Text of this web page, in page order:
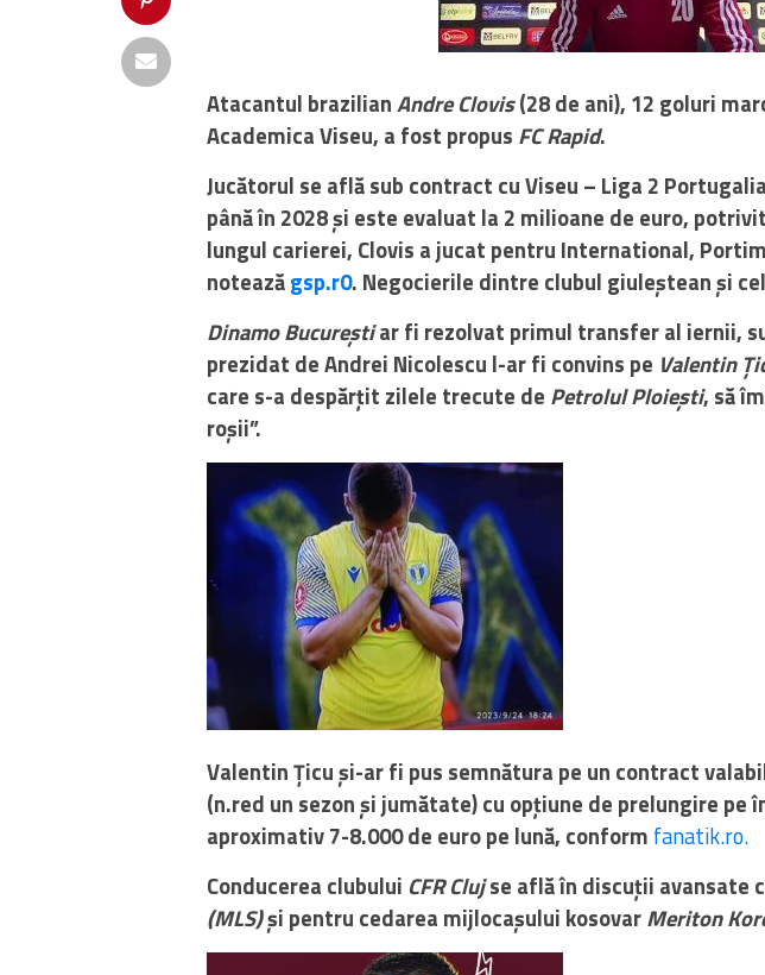
Atacantul brazilianAndre Clovis(28 de ani), 12 goluri
Academica Viseu, a fost propus FC Rapid.
Jucătorul se află sub contract cu Viseu – Liga 2
până în 2028 și este evaluat la 2 milioane de euro,
lungul carierei, Clovis a jucat pentru International,
noteazăgsp.r0. Negocierile dintre clubul giuleștean și
Dinamo Bucureștiar fi rezolvat primul transfer al iernii,
prezidat de Andrei Nicolescu l-ar fi convins pe Valentin
care s-a despărțit zilele trecute de Petrolul Ploiești, să
roșii”.
Valentin Țicu și-ar fi pus semnătura pe un contract
(n.red un sezon și jumătate) cu opțiune de prelungire pe
aproximativ 7-8.000 de euro pe lună, conform fanatik.ro.
Conducerea clubului CFR Clujse află în discuții avansate
(MLS)și pentru cedarea mijlocașului kosovarMeriton